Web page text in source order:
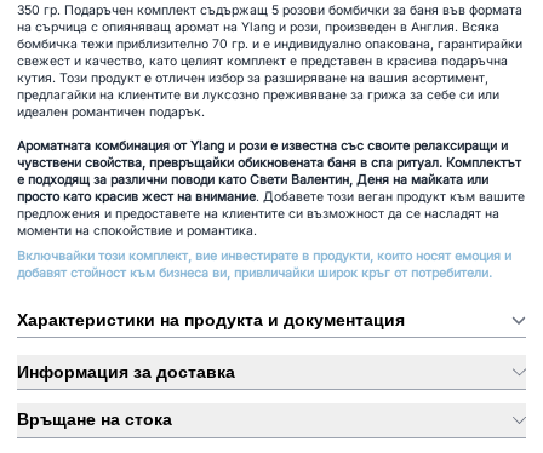
350 гр. Подаръчен комплект съдържащ 5 розови бомбички за баня във формата
на сърчица с опияняващ аромат на Ylang и рози, произведен в Англия. Всяка
бомбичка тежи приблизително 70 гр. и е индивидуално опакована, гарантирайки
свежест и качество, като целият комплект е представен в красива подаръчна
кутия. Този продукт е отличен избор за разширяване на вашия асортимент,
предлагайки на клиентите ви луксозно преживяване за грижа за себе си или
идеален романтичен подарък.
Ароматната комбинация от Ylang и рози е известна със своите релаксиращи и
чувствени свойства, превръщайки обикновената баня в спа ритуал. Комплектът
е подходящ за различни поводи като Свети Валентин, Деня на майката или
просто като красив жест на внимание. Добавете този веган продукт към вашите
предложения и предоставете на клиентите си възможност да се насладят на
моменти на спокойствие и романтика.
Включвайки този комплект, вие инвестирате в продукти, които носят емоция и
добавят стойност към бизнеса ви, привличайки широк кръг от потребители.
Характеристики на продукта и документация
Информация за доставка
Връщане на стока